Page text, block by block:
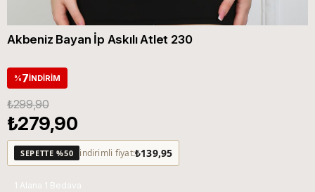
Akbeniz Bayan İp Askılı Atlet 230
%7İNDIRIM
₺299,90
₺279,90
SEPETTE %50 indirimli fiyat:₺139,95
1 Alana 1 Bedava